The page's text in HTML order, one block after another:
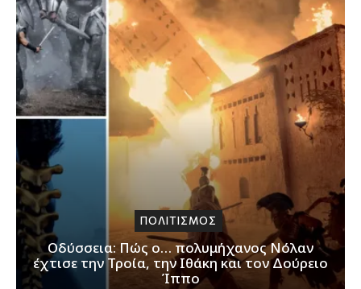
ΠΟΛΙΤΙΣΜΟΣ
Οδύσσεια: Πώς ο… πολυμήχανος Νόλαν
έχτισε την Τροία, την Ιθάκη και τον Δούρειο
Ίππο